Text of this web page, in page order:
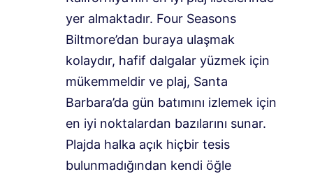
yer almaktadır. Four Seasons
Biltmore’dan buraya ulaşmak
kolaydır, hafif dalgalar yüzmek için
mükemmeldir ve plaj, Santa
Barbara’da gün batımını izlemek için
en iyi noktalardan bazılarını sunar.
Plajda halka açık hiçbir tesis
bulunmadığından kendi öğle